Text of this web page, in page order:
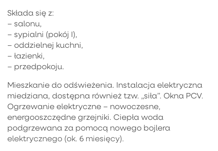
Składa się z:
– salonu,
– sypialni (pokój I),
– oddzielnej kuchni,
– łazienki,
– przedpokoju.
Mieszkanie do odświeżenia. Instalacja elektryczna
miedziana, dostępna również tzw. „siła”. Okna PCV.
Ogrzewanie elektryczne – nowoczesne,
energooszczędne grzejniki. Ciepła woda
podgrzewana za pomocą nowego bojlera
elektrycznego (ok. 6 miesięcy).